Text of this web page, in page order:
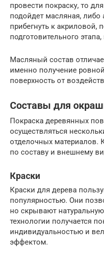
провести покраску, то
подойдет масляная,
прибегнуть к акриловой,
подготовительного
Масляный состав
именно получение
поверхность от
Составы для
Покраска деревянных
осуществляться
отделочных материалов.
по составу и внешнему
Краски
Краски для дерева
популярностью. Они
но скрывают
технологии получается
индивидуальностью и
эффектом.